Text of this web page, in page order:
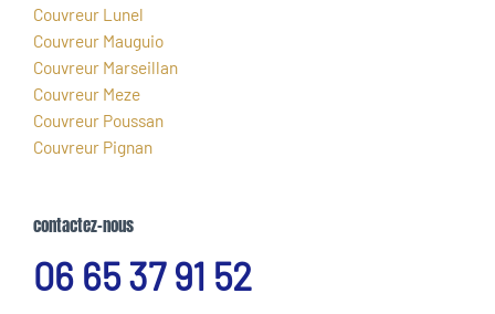
Couvreur Lunel
Couvreur Mauguio
Couvreur Marseillan
Couvreur Meze
Couvreur Poussan
Couvreur Pignan
contactez-nous
06 65 37 91 52